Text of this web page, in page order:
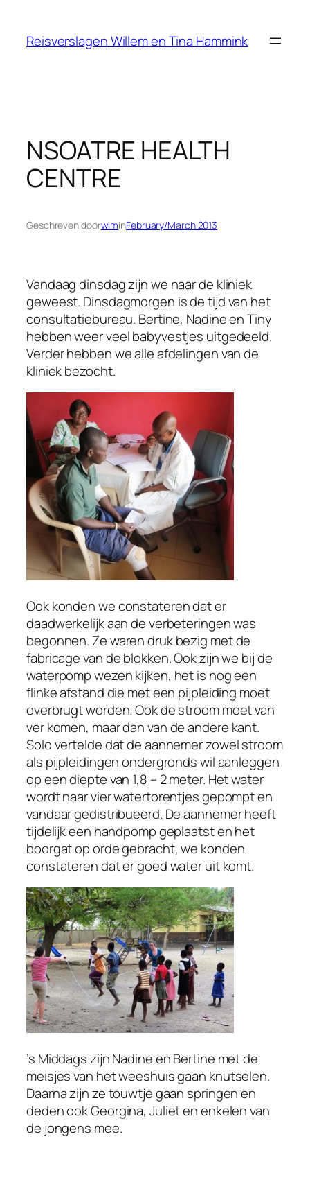
Reisverslagen Willem en Tina Hammink
NSOATRE HEALTH
CENTRE
Geschreven doorwiminFebruary/March 2013
Vandaag dinsdag zijn we naar de kliniek
geweest. Dinsdagmorgen is de tijd van het
consultatiebureau. Bertine, Nadine en Tiny
hebben weer veel babyvestjes uitgedeeld.
Verder hebben we alle afdelingen van de
kliniek bezocht.
Ook konden we constateren dat er
daadwerkelijk aan de verbeteringen was
begonnen. Ze waren druk bezig met de
fabricage van de blokken. Ook zijn we bij de
waterpomp wezen kijken, het is nog een
flinke afstand die met een pijpleiding moet
overbrugt worden. Ook de stroom moet van
ver komen, maar dan van de andere kant.
Solo vertelde dat de aannemer zowel stroom
als pijpleidingen ondergronds wil aanleggen
op een diepte van 1,8 – 2 meter. Het water
wordt naar vier watertorentjes gepompt en
vandaar gedistribueerd. De aannemer heeft
tijdelijk een handpomp geplaatst en het
boorgat op orde gebracht, we konden
constateren dat er goed water uit komt.
’s Middags zijn Nadine en Bertine met de
meisjes van het weeshuis gaan knutselen.
Daarna zijn ze touwtje gaan springen en
deden ook Georgina, Juliet en enkelen van
de jongens mee.